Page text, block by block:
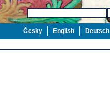
Deutsch
English
Česky